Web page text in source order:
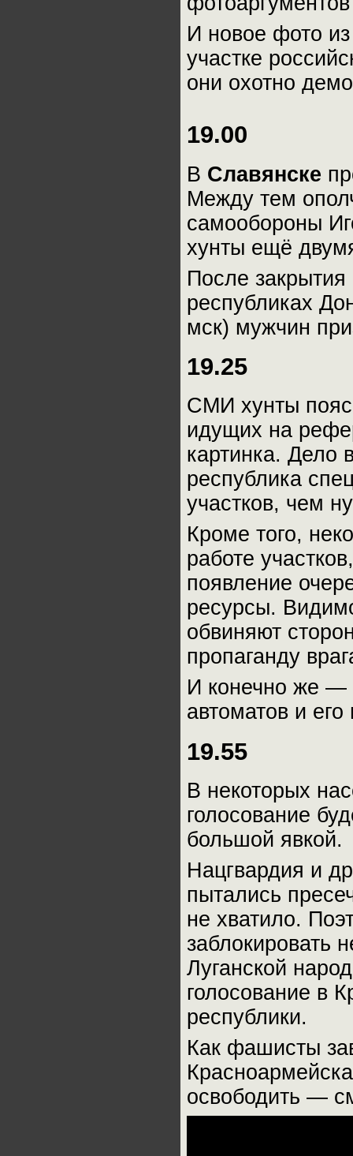
И новое фото
участке
они охотно
19.00
В Славянске
Между тем
самообороны
хунты ещё
После закрытия
республиках
мск) мужчин
19.25
СМИ хунты
идущих на
картинка. Дело
республика
участков, чем
Кроме того,
работе
появление
ресурсы.
обвиняют
пропаганду
И конечно же —
автоматов и
19.55
В некоторых
голосование
большой явкой.
Нацгвардия и
пытались
не хватило.
заблокировать
Луганской
голосование в
республики.
Как фашисты
освободить —